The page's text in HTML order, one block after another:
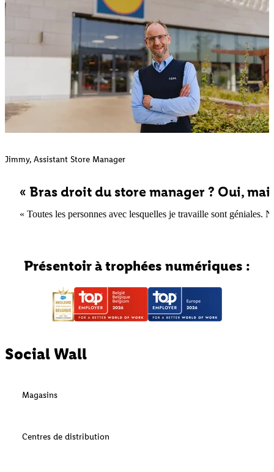
Jimmy, Assistant Store Manager
« Bras droit du store manager ? Oui,
« Toutes les personnes avec lesquelles je travaille sont géniales.
Présentoir à trophées numériques :
Social Wall
Magasins
Centres de distribution